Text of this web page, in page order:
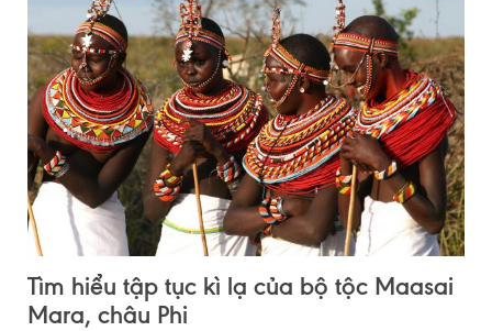
Tìm hiểu tập tục kì lạ của bộ tộc Maasai
Mara, châu Phi